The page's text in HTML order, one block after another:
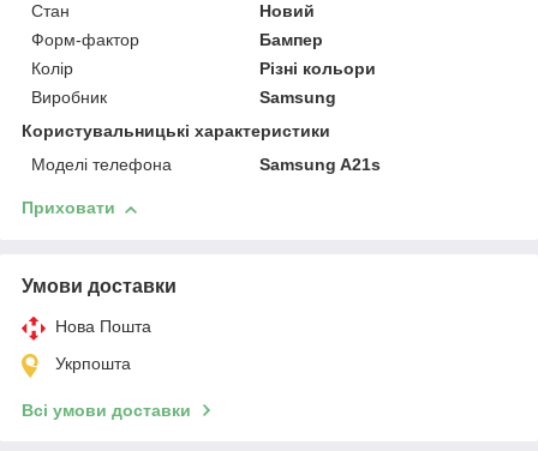
Стан
Новий
Форм-фактор
Бампер
Колір
Різні кольори
Виробник
Samsung
Користувальницькі характеристики
Моделі телефона
Samsung A21s
Приховати
Умови доставки
Нова Пошта
Укрпошта
Всі умови доставки